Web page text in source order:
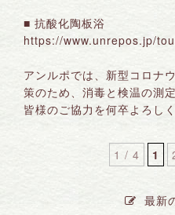
■ 抗酸化陶板浴
https://www.unrepos.jp/
アンルポでは、新型コロナ
策のため、消毒と検温の測
皆様のご協力を何卒よろし
1 / 4 1
最新